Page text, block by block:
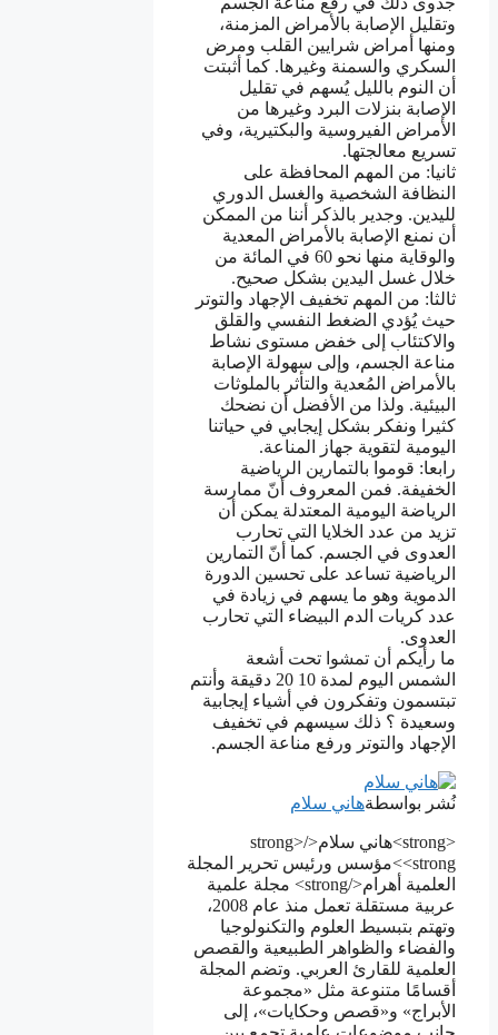
وتقليل الإصابة بالأمراض المزمنة،
ومنها أمراض شرايين القلب ومرض
السكري والسمنة وغيرها. كما أثبتت
أن النوم بالليل يُسهم في تقليل
الإصابة بنزلات البرد وغيرها من
الأمراض الفيروسية والبكتيرية، وفي
تسريع معالجتها.
ثانيا: من المهم المحافظة على
النظافة الشخصية والغسل الدوري
لليدين. وجدير بالذكر أننا من الممكن
أن نمنع الإصابة بالأمراض المعدية
والوقاية منها نحو 60 في المائة من
خلال غسل اليدين بشكل صحيح.
ثالثا: من المهم تخفيف الإجهاد والتوتر
حيث يُؤدي الضغط النفسي والقلق
والاكتئاب إلى خفض مستوى نشاط
مناعة الجسم، وإلى سهولة الإصابة
بالأمراض المُعدية والتأثر بالملوثات
البيئية. ولذا من الأفضل أن نضحك
كثيرا ونفكر بشكل إيجابي في حياتنا
اليومية لتقوية جهاز المناعة.
رابعا: قوموا بالتمارين الرياضية
الخفيفة. فمن المعروف أنّ ممارسة
الرياضة اليومية المعتدلة يمكن أن
تزيد من عدد الخلايا التي تحارب
العدوى في الجسم. كما أنّ التمارين
الرياضية تساعد على تحسين الدورة
الدموية وهو ما يسهم في زيادة في
عدد كريات الدم البيضاء التي تحارب
العدوى.
ما رأيكم أن تمشوا تحت أشعة
الشمس اليوم لمدة 10 20 دقيقة وأنتم
تبتسمون وتفكرون في أشياء إيجابية
وسعيدة ؟ ذلك سيسهم في تخفيف
الإجهاد والتوتر ورفع مناعة الجسم.
نُشر بواسطةهاني سلام
<strong>هاني سلام</strong>
<strong>مؤسس ورئيس تحرير المجلة
العلمية أهرام</strong> مجلة علمية
عربية مستقلة تعمل منذ عام 2008،
وتهتم بتبسيط العلوم والتكنولوجيا
والفضاء والظواهر الطبيعية والقصص
العلمية للقارئ العربي. وتضم المجلة
أقسامًا متنوعة مثل «مجموعة
الأبراج» و«قصص وحكايات»، إلى